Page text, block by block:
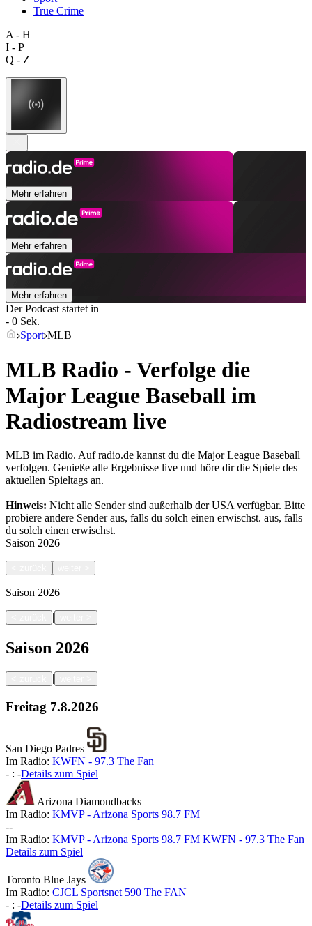
True Crime
A - H
I - P
Q - Z
Mehr erfahren
Mehr erfahren
Mehr erfahren
Der Podcast startet in
- 0 Sek.
Sport MLB
MLB Radio - Verfolge die
Major League Baseball im
Radiostream live
MLB im Radio. Auf radio.de kannst du die Major League Baseball
verfolgen. Genieße alle Ergebnisse live und höre dir die Spiele des
aktuellen Spieltags an.
Hinweis: Nicht alle Sender sind außerhalb der USA verfügbar. Bitte
probiere andere Sender aus, falls du solch einen erwischst. aus, falls
du solch einen erwischst.
Saison 2026
Saison 2026
|
Saison 2026
|
Freitag 7.8.2026
San Diego Padres
Im Radio: KWFN - 97.3 The Fan
- : -Details zum Spiel
Arizona Diamondbacks
Im Radio: KMVP - Arizona Sports 98.7 FM
--
Im Radio: KMVP - Arizona Sports 98.7 FM KWFN - 97.3 The Fan
Details zum Spiel
Toronto Blue Jays
Im Radio: CJCL Sportsnet 590 The FAN
- : -Details zum Spiel